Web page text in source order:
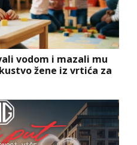
vodom i mazali mu
žene iz vrtića za